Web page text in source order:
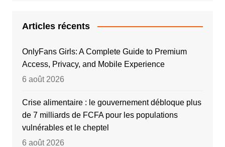
Articles récents
OnlyFans Girls: A Complete Guide to Premium
Access, Privacy, and Mobile Experience
6 août 2026
Crise alimentaire : le gouvernement débloque plus
de 7 milliards de FCFA pour les populations
vulnérables et le cheptel
6 août 2026